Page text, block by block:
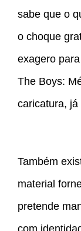
sabe que o
o choque
exagero
The Boys:
caricatura,
Também
material
pretende